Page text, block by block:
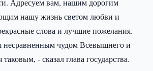
Адресуем вам, нашим дорогим
нашу жизнь светом любви и
слова и лучшие пожелания.
несравненным чудом Всевышнего и
таковым, - сказал глава государства.